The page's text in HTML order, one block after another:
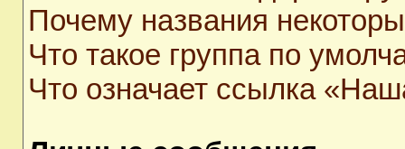
Почему названия
Что такое группа по
Что означает ссылка